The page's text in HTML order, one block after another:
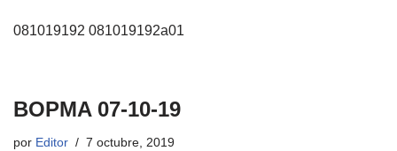
081019192 081019192a01
BOPMA 07-10-19
por Editor 7 octubre, 2019